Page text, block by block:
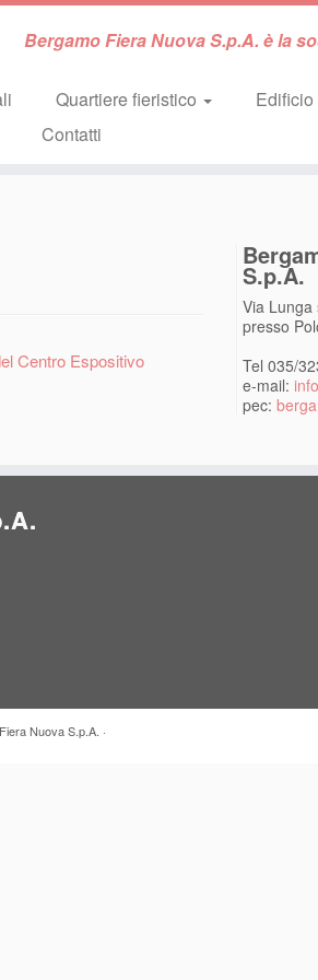
Bergamo Fiera Nuova S.p.A. è la
Quartiere fieristico
Contatti
Centro Espositivo
S.p.A.
Via Lunga
presso
Tel 035/
e-mail:
pec:
Nuova S.p.A. ·